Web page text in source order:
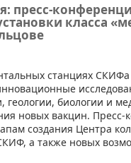
пресс-
класса
станциях СКИФа
геологии, биологии и
новых вакцин. Пресс-
создания Центра
а также новых